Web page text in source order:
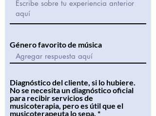
Género favorito de música
Diagnóstico del cliente, si lo hubiere.
No se necesita un diagnóstico oficial
para recibir servicios de
musicoterapia, pero es útil que el
musicoterapeuta lo sepa.